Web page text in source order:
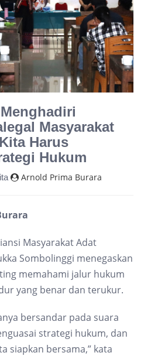
Masyarakat
Harus
Hukum
Arnold Prima Burara
Masyarakat Adat
Sombolinggi menegaskan
memahami jalur hukum
yang benar dan terukur.
bersandar pada suara
strategi hukum, dan
siapkan bersama,” kata